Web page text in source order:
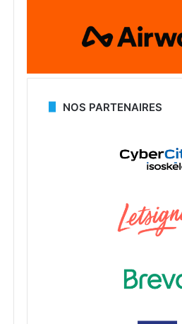
NOS PARTENAIRES